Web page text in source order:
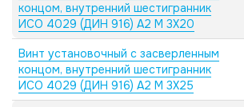
концом, внутренний шестигранник
ИСО 4029 (ДИН 916) А2 M 3X20
Винт установочный с засверленным
концом, внутренний шестигранник
ИСО 4029 (ДИН 916) А2 M 3X25